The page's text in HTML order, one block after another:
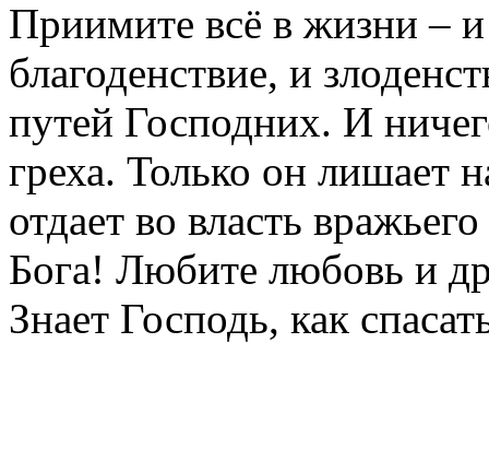
Приимите всё в жизни – и
благоденствие, и
путей Господних. И
греха. Только он лишает
отдает во власть
Бога! Любите любовь и
Знает Господь, как